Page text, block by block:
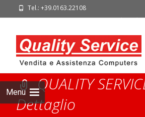
Tel.: +39.0163.22108
E-Mail:
Menu
QUALITY
Dettaglio